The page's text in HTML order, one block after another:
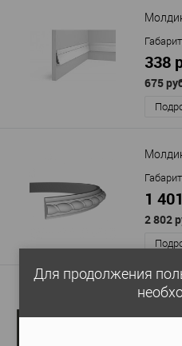
338
675
1
2 802
Для продолжения